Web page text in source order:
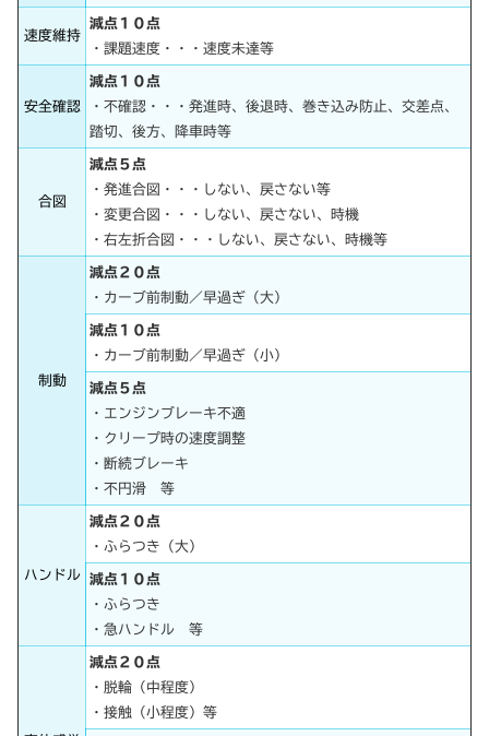
速度維持
減点１０点
・課題速度・・・速度未達等
安全確認
減点１０点
・不確認・・・発進時、後退時、巻き込み防止、交差点、
踏切、後方、降車時等
合図
減点５点
・発進合図・・・しない、戻さない等
・変更合図・・・しない、戻さない、時機
・右左折合図・・・しない、戻さない、時機等
制動
減点２０点
・カーブ前制動／早過ぎ（大）
減点１０点
・カーブ前制動／早過ぎ（小）
減点５点
・エンジンブレーキ不適
・クリープ時の速度調整
・断続ブレーキ
・不円滑 等
ハンドル
減点２０点
・ふらつき（大）
減点１０点
・ふらつき
・急ハンドル 等
減点２０点
・脱輪（中程度）
・接触（小程度）等